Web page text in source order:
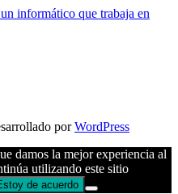
informático que trabaja en
porWordPress
damos la mejor experiencia al
utilizando este sitio
de acuerdo